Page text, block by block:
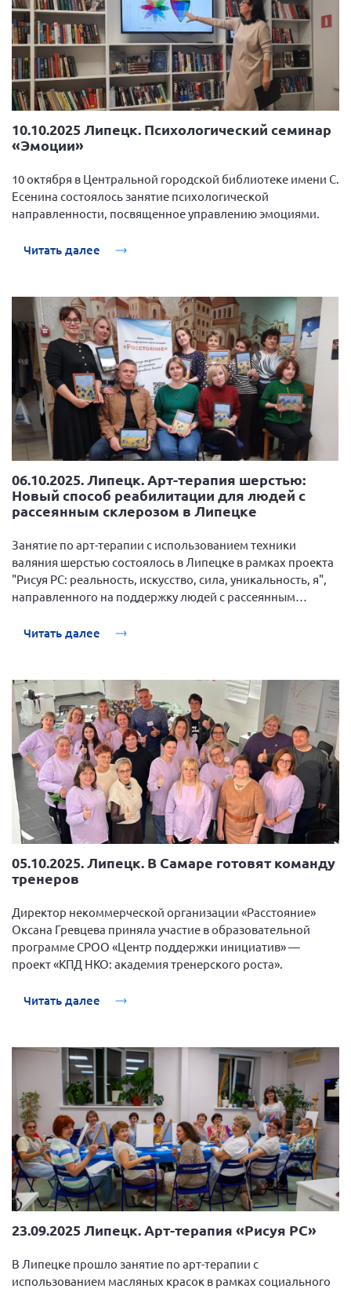
10.10.2025 Липецк. Психологический семинар
«Эмоции»
10 октября в Центральной городской библиотеке имени С.
Есенина состоялось занятие психологической
направленности, посвященное управлению эмоциями.
Читать далее
06.10.2025. Липецк. Арт-терапия шерстью:
Новый способ реабилитации для людей с
рассеянным склерозом в Липецке
Занятие по арт-терапии с использованием техники
валяния шерстью состоялось в Липецке в рамках проекта
"Рисуя РС: реальность, искусство, сила, уникальность, я",
направленного на поддержку людей с рассеянным
Читать далее
05.10.2025. Липецк. В Самаре готовят команду
тренеров
Директор некоммерческой организации «Расстояние»
Оксана Гревцева приняла участие в образовательной
программе СРОО «Центр поддержки инициатив» —
проект «КПД НКО: академия тренерского роста».
Читать далее
23.09.2025 Липецк. Арт-терапия «Рисуя РС»
В Липецке прошло занятие по арт-терапии с
использованием масляных красок в рамках социального